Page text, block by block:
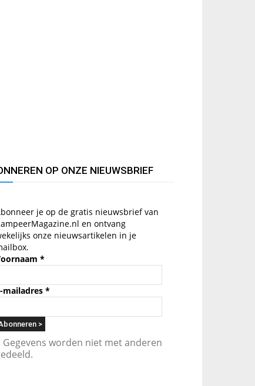
OP ONZE NIEUWSBRIEF
je op de gratis nieuwsbrief van
en ontvang
onze nieuwsartikelen in je
*
mailadres *
Gegevens worden niet met anderen